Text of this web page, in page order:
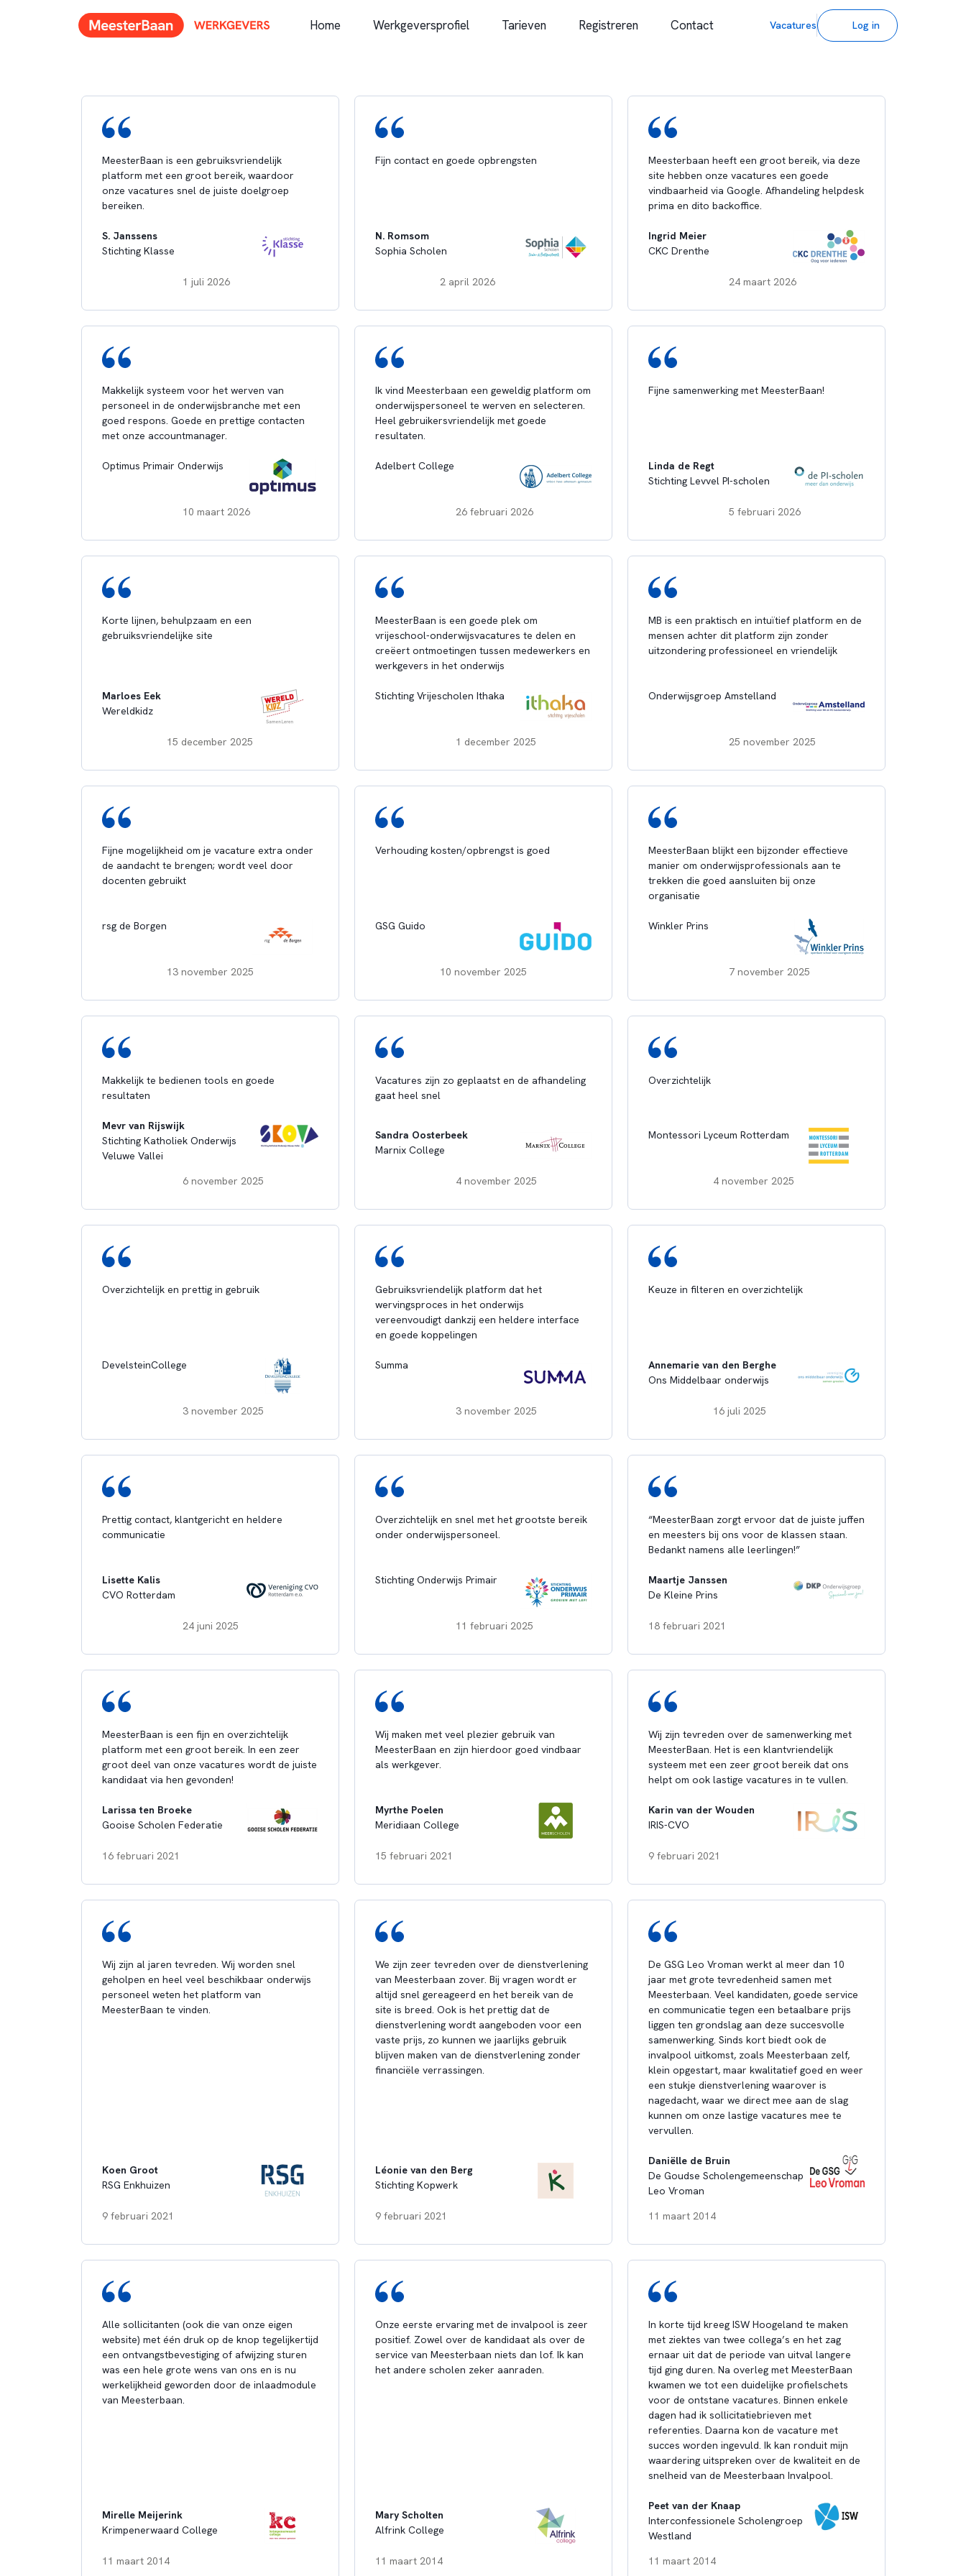
Home Werkgeversprofiel Tarieven Registreren Contact Vacatures Log in
MeesterBaan is een gebruiksvriendelijk
platform met een groot bereik, waardoor
onze vacatures snel de juiste doelgroep
bereiken.
S. Janssens
Stichting Klasse
1 juli 2026
Fijn contact en goede opbrengsten
N. Romsom
Sophia Scholen
2 april 2026
Meesterbaan heeft een groot bereik, via deze
site hebben onze vacatures een goede
vindbaarheid via Google. Afhandeling helpdesk
prima en dito backoffice.
Ingrid Meier
CKC Drenthe
24 maart 2026
Makkelijk systeem voor het werven van
personeel in de onderwijsbranche met een
goed respons. Goede en prettige contacten
met onze accountmanager.
Optimus Primair Onderwijs
10 maart 2026
Ik vind Meesterbaan een geweldig platform om
onderwijspersoneel te werven en selecteren.
Heel gebruikersvriendelijk met goede
resultaten.
Adelbert College
26 februari 2026
Fijne samenwerking met MeesterBaan!
Linda de Regt
Stichting Levvel PI-scholen
5 februari 2026
Korte lijnen, behulpzaam en een
gebruiksvriendelijke site
Marloes Eek
Wereldkidz
15 december 2025
MeesterBaan is een goede plek om
vrijeschool-onderwijsvacatures te delen en
creëert ontmoetingen tussen medewerkers en
werkgevers in het onderwijs
Stichting Vrijescholen Ithaka
1 december 2025
MB is een praktisch en intuïtief platform en de
mensen achter dit platform zijn zonder
uitzondering professioneel en vriendelijk
Onderwijsgroep Amstelland
25 november 2025
Fijne mogelijkheid om je vacature extra onder
de aandacht te brengen; wordt veel door
docenten gebruikt
rsg de Borgen
13 november 2025
Verhouding kosten/opbrengst is goed
GSG Guido
10 november 2025
MeesterBaan blijkt een bijzonder effectieve
manier om onderwijsprofessionals aan te
trekken die goed aansluiten bij onze
organisatie
Winkler Prins
7 november 2025
Makkelijk te bedienen tools en goede
resultaten
Mevr van Rijswijk
Stichting Katholiek Onderwijs
Veluwe Vallei
6 november 2025
Vacatures zijn zo geplaatst en de afhandeling
gaat heel snel
Sandra Oosterbeek
Marnix College
4 november 2025
Overzichtelijk
Montessori Lyceum Rotterdam
4 november 2025
Overzichtelijk en prettig in gebruik
DevelsteinCollege
3 november 2025
Gebruiksvriendelijk platform dat het
wervingsproces in het onderwijs
vereenvoudigt dankzij een heldere interface
en goede koppelingen
Summa
3 november 2025
Keuze in filteren en overzichtelijk
Annemarie van den Berghe
Ons Middelbaar onderwijs
16 juli 2025
Prettig contact, klantgericht en heldere
communicatie
Lisette Kalis
CVO Rotterdam
24 juni 2025
Overzichtelijk en snel met het grootste bereik
onder onderwijspersoneel.
Stichting Onderwijs Primair
11 februari 2025
“MeesterBaan zorgt ervoor dat de juiste juffen
en meesters bij ons voor de klassen staan.
Bedankt namens alle leerlingen!”
Maartje Janssen
De Kleine Prins
18 februari 2021
MeesterBaan is een fijn en overzichtelijk
platform met een groot bereik. In een zeer
groot deel van onze vacatures wordt de juiste
kandidaat via hen gevonden!
Larissa ten Broeke
Gooise Scholen Federatie
16 februari 2021
Wij maken met veel plezier gebruik van
MeesterBaan en zijn hierdoor goed vindbaar
als werkgever.
Myrthe Poelen
Meridiaan College
15 februari 2021
Wij zijn tevreden over de samenwerking met
MeesterBaan. Het is een klantvriendelijk
systeem met een zeer groot bereik dat ons
helpt om ook lastige vacatures in te vullen.
Karin van der Wouden
IRIS-CVO
9 februari 2021
Wij zijn al jaren tevreden. Wij worden snel
geholpen en heel veel beschikbaar onderwijs
personeel weten het platform van
MeesterBaan te vinden.
Koen Groot
RSG Enkhuizen
9 februari 2021
We zijn zeer tevreden over de dienstverlening
van Meesterbaan zover. Bij vragen wordt er
altijd snel gereageerd en het bereik van de
site is breed. Ook is het prettig dat de
dienstverlening wordt aangeboden voor een
vaste prijs, zo kunnen we jaarlijks gebruik
blijven maken van de dienstverlening zonder
financiële verrassingen.
Léonie van den Berg
Stichting Kopwerk
9 februari 2021
De GSG Leo Vroman werkt al meer dan 10
jaar met grote tevredenheid samen met
Meesterbaan. Veel kandidaten, goede service
en communicatie tegen een betaalbare prijs
liggen ten grondslag aan deze succesvolle
samenwerking. Sinds kort biedt ook de
invalpool uitkomst, zoals Meesterbaan zelf,
klein opgestart, maar kwalitatief goed en weer
een stukje dienstverlening waarover is
nagedacht, waar we direct mee aan de slag
kunnen om onze lastige vacatures mee te
vervullen.
Daniëlle de Bruin
De Goudse Scholengemeenschap
Leo Vroman
11 maart 2014
Alle sollicitanten (ook die van onze eigen
website) met één druk op de knop tegelijkertijd
een ontvangstbevestiging of afwijzing sturen
was een hele grote wens van ons en is nu
werkelijkheid geworden door de inlaadmodule
van Meesterbaan.
Mirelle Meijerink
Krimpenerwaard College
11 maart 2014
Onze eerste ervaring met de invalpool is zeer
positief. Zowel over de kandidaat als over de
service van Meesterbaan niets dan lof. Ik kan
het andere scholen zeker aanraden.
Mary Scholten
Alfrink College
11 maart 2014
In korte tijd kreeg ISW Hoogeland te maken
met ziektes van twee collega’s en het zag
ernaar uit dat de periode van uitval langere
tijd ging duren. Na overleg met MeesterBaan
kwamen we tot een duidelijke profielschets
voor de ontstane vacatures. Binnen enkele
dagen had ik sollicitatiebrieven met
referenties. Daarna kon de vacature met
succes worden ingevuld. Ik kan ronduit mijn
waardering uitspreken over de kwaliteit en de
snelheid van de Meesterbaan Invalpool.
Peet van der Knaap
Interconfessionele Scholengroep
Westland
11 maart 2014